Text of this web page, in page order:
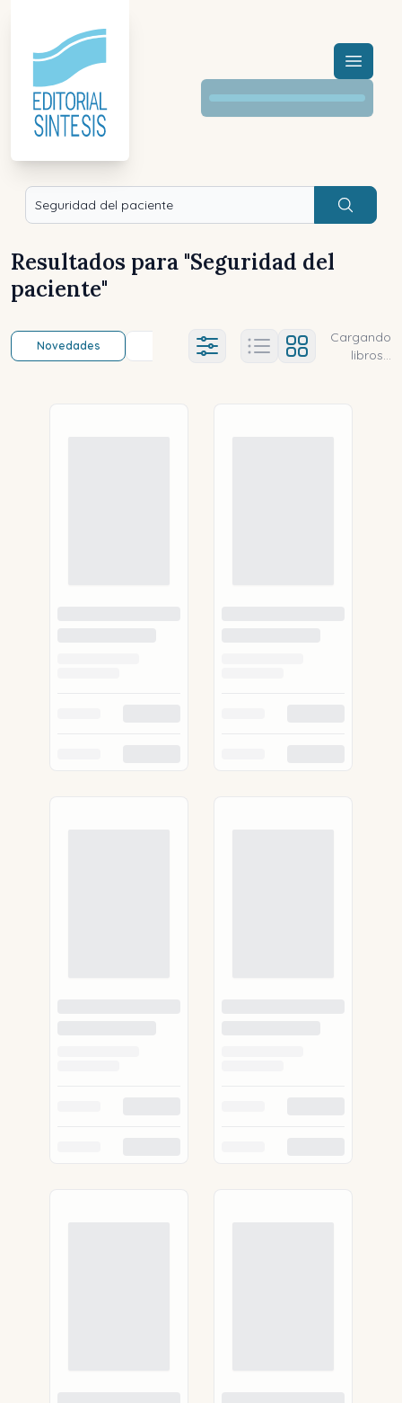
Menú
Buscar
Resultados para "Seguridad del
paciente"
Novedades Título (a-z) Título (z-a)
Ajustes abierto
Cargando
libros...